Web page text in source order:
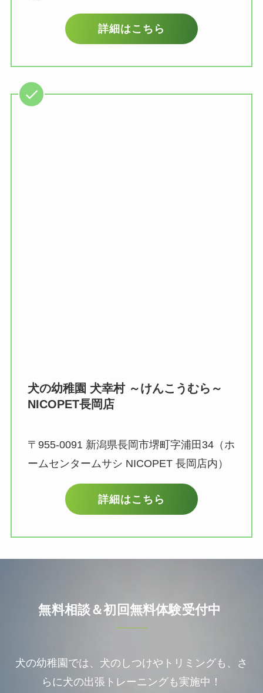
詳細はこちら
犬の幼稚園 犬幸村 ～けんこうむら～
NICOPET長岡店
〒955-0091 新潟県長岡市堺町字浦田34（ホ
ームセンタームサシ NICOPET 長岡店内）
詳細はこちら
無料相談＆初回無料体験受付中
犬の幼稚園では、犬のしつけやトリミングも、さ
らに犬の出張トレーニングも実施中！